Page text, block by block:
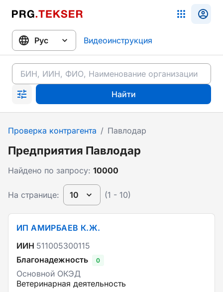
Видеоинструкция
Найти
Проверка контрагента / Павлодар
Предприятия Павлодар
Найдено по запросу: 10000
На странице: 10 (1 - 10)
ИП АМИРБАЕВ К.Ж.
ИИН 511005300115
Благонадежность
0
Основной ОКЭД
Ветеринарная деятельность